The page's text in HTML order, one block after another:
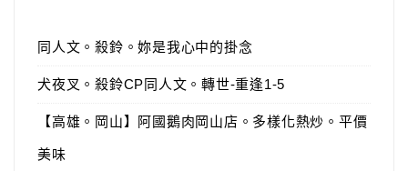
同人文。殺鈴。妳是我心中的掛念
犬夜叉。殺鈴CP同人文。轉世-重逢1-5
【高雄。岡山】阿國鵝肉岡山店。多樣化熱炒。平價
美味